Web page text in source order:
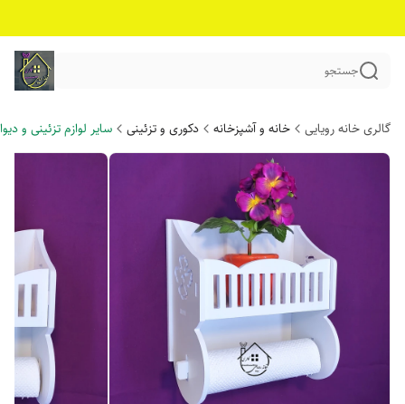
جستجو
گالری خانه رویایی خانه و آشپزخانه دکوری و تزئینی سایر لوازم تزئینی و